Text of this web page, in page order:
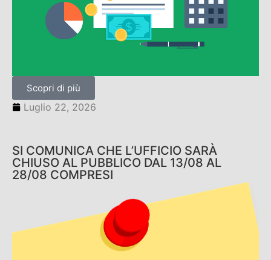
Scopri di più
Luglio 22, 2026
SI COMUNICA CHE L’UFFICIO SARÀ
CHIUSO AL PUBBLICO DAL 13/08 AL
28/08 COMPRESI